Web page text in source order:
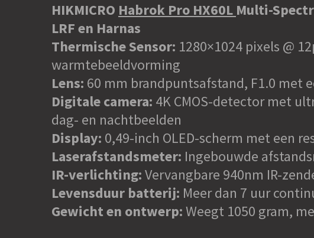
HIKMICRO Habrok Pro HX60L Multi-
LRF en Harnas
Thermische Sensor: 1280×1024 pixels @
warmtebeeldvorming
Lens: 60 mm brandpuntsafstand, F1.0 met
Digitale camera: 4K CMOS-detector met
dag- en nachtbeelden
Display: 0,49-inch OLED-scherm met een
Laserafstandsmeter: Ingebouwde
IR-verlichting:Vervangbare 940nm IR-
Levensduur batterij: Meer dan 7 uur
Gewicht en ontwerp:Weegt 1050 gram,